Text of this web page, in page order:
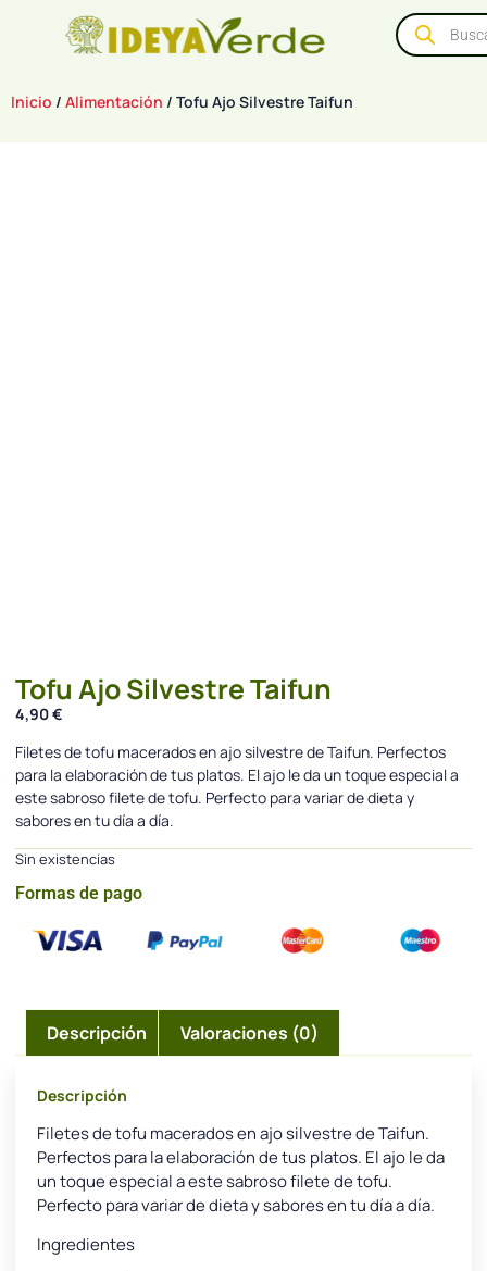
Inicio / Alimentación / Tofu Ajo Silvestre Taifun
Tofu Ajo Silvestre Taifun
4,90€
Filetes de tofu macerados en ajo silvestre de Taifun. Perfectos
para la elaboración de tus platos. El ajo le da un toque especial a
este sabroso filete de tofu. Perfecto para variar de dieta y
sabores en tu día a día.
Sin existencias
Formas de pago
Descripción Valoraciones (0)
Descripción
Filetes de tofu macerados en ajo silvestre de Taifun.
Perfectos para la elaboración de tus platos. El ajo le da
un toque especial a este sabroso filete de tofu.
Perfecto para variar de dieta y sabores en tu día a día.
Ingredientes